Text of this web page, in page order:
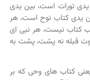
تورات است، بین یدی
یدی کتاب نوح است، هر
کتاب نیست، هر نبی ای
قبله نه پشت، پشت به
کتاب های وحی که بر